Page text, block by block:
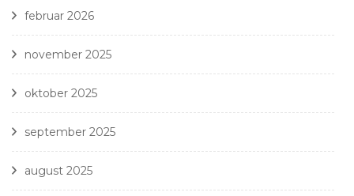
februar 2026
november 2025
oktober 2025
september 2025
august 2025